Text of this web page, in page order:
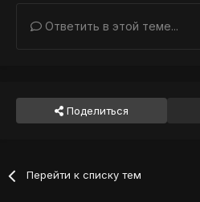
Ответить в этой теме...
Поделиться
Перейти к списку тем